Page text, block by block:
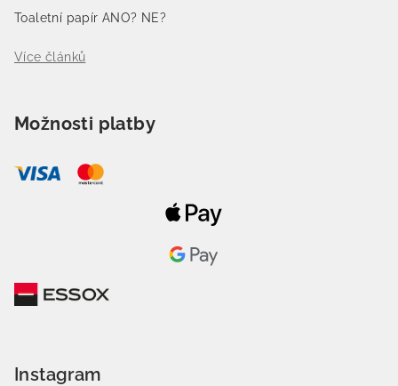
Toaletní papír ANO? NE?
Více článků
Možnosti platby
Instagram